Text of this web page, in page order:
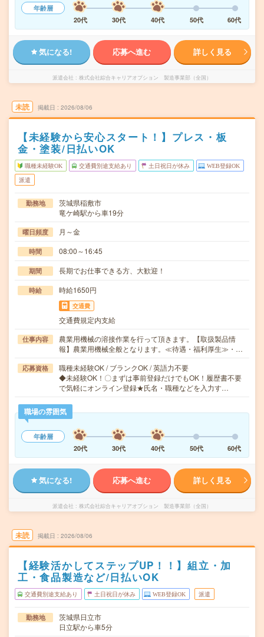
年齢層
20代
30代 40代 50代 60代
気になる! 応募へ進む 詳しく見る
派遣会社 株式会社綜合キャリアオプション 製造事業部（全国）
未読 掲載日 2026/08/06
【未経験から安心スタート！】プレス・板
金・塗装/日払いOK
職種未経験OK 交通費別途支給あり 土日祝日が休み WEB登録OK
派遣
勤務地
茨城県稲敷市
竜ケ崎駅から車19分
曜日頻度 月～金
時間 08:00～16:45
期間 長期でお仕事できる方、大歓迎！
時給 時給1650円
交通費
交通費規定内支給
仕事内容
農業用機械の溶接作業を行って頂きます。【取扱製品情
報】農業用機械全般となります。≪待遇・福利厚生≫・…
応募資格
職種未経験OK / ブランクOK / 英語力不要
◆未経験OK！〇まずは事前登録だけでもOK！履歴書不要
で気軽にオンライン登録★氏名・職種などを入力す…
職場の雰囲気
年齢層
20代
30代 40代 50代 60代
気になる! 応募へ進む 詳しく見る
派遣会社 株式会社綜合キャリアオプション 製造事業部（全国）
未読 掲載日 2026/08/06
【経験活かしてステップUP！！】組立・加
工・食品製造など/日払いOK
交通費別途支給あり 土日祝日が休み WEB登録OK 派遣
勤務地
茨城県日立市
日立駅から車5分